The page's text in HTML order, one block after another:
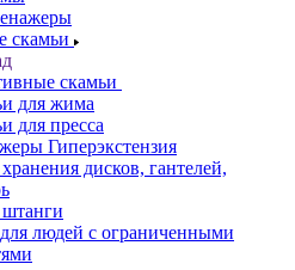
скамьи
скамьи
для жима
для пресса
Гиперэкстензия
дисков, гантелей,
людей с ограниченными